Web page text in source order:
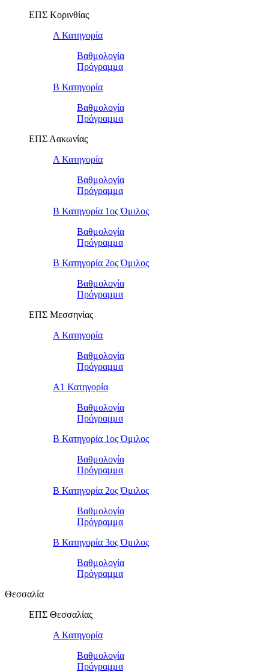
ΕΠΣ Κορινθίας
Α Κατηγορία
Βαθμολογία
Πρόγραμμα
Β Κατηγορία
Βαθμολογία
Πρόγραμμα
ΕΠΣ Λακωνίας
Α Κατηγορία
Βαθμολογία
Πρόγραμμα
Β Κατηγορία 1ος Όμιλος
Βαθμολογία
Πρόγραμμα
Β Κατηγορία 2ος Όμιλος
Βαθμολογία
Πρόγραμμα
ΕΠΣ Μεσσηνίας
Α Κατηγορία
Βαθμολογία
Πρόγραμμα
Α1 Κατηγορία
Βαθμολογία
Πρόγραμμα
Β Κατηγορία 1ος Όμιλος
Βαθμολογία
Πρόγραμμα
Β Κατηγορία 2ος Όμιλος
Βαθμολογία
Πρόγραμμα
Β Κατηγορία 3ος Όμιλος
Βαθμολογία
Πρόγραμμα
Θεσσαλία
ΕΠΣ Θεσσαλίας
Α Κατηγορία
Βαθμολογία
Πρόγραμμα